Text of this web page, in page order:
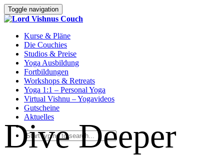
Toggle navigation
Kurse & Pläne
Die Couchies
Studios & Preise
Yoga Ausbildung
Fortbildungen
Workshops & Retreats
Yoga 1:1 – Personal Yoga
Virtual Vishnu – Yogavideos
Gutscheine
Aktuelles
Dive Deeper